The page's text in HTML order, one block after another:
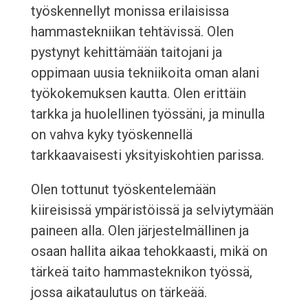
työskennellyt monissa erilaisissa
hammastekniikan tehtävissä. Olen
pystynyt kehittämään taitojani ja
oppimaan uusia tekniikoita oman alani
työkokemuksen kautta. Olen erittäin
tarkka ja huolellinen työssäni, ja minulla
on vahva kyky työskennellä
tarkkaavaisesti yksityiskohtien parissa.
Olen tottunut työskentelemään
kiireisissä ympäristöissä ja selviytymään
paineen alla. Olen järjestelmällinen ja
osaan hallita aikaa tehokkaasti, mikä on
tärkeä taito hammasteknikon työssä,
jossa aikataulutus on tärkeää.